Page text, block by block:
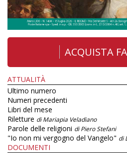
ACQUISTA
ATTUALITÀ
Ultimo numero
Numeri precedenti
Libri del mese
Riletture di Mariapia Veladiano
Parole delle religioni di Piero Stefani
"Io non mi vergogno del Vangelo" di
DOCUMENTI